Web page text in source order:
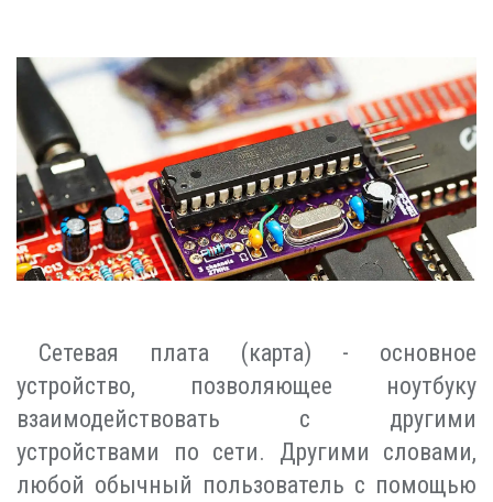
Сетевая плата (карта) - основное
устройство, позволяющее ноутбуку
взаимодействовать с другими
устройствами по сети. Другими словами,
любой обычный пользователь с помощью